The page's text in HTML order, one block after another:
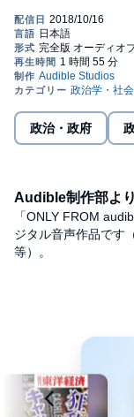
べき日本論」の名著
子化したものです。
©東洋経済新報社
政治・政府
Audible制作部より
「ONLY FROM
ジタル音声作品です
等）。